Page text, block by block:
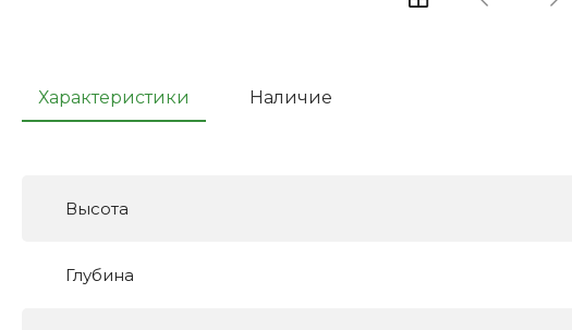
Характеристики Наличие
Высота
Глубина